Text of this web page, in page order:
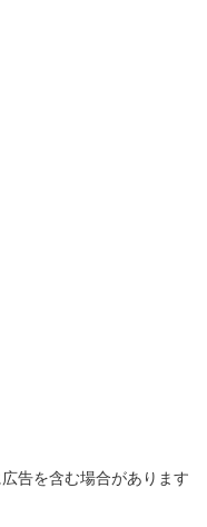
告を含む場合があります